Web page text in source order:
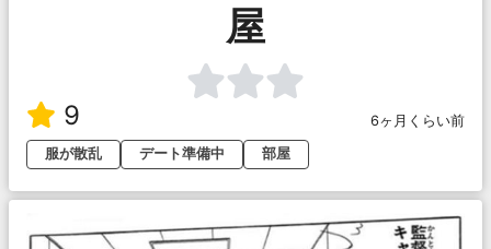
屋
9
6ヶ月くらい前
服が散乱
デート準備中 部屋